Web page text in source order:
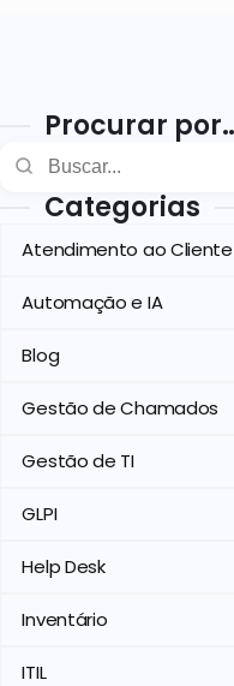
Procurar
Categorias
Atendimento ao Cliente
Automação e IA
Blog
Gestão de Chamados
Gestão de TI
GLPI
Help Desk
Inventário
ITIL